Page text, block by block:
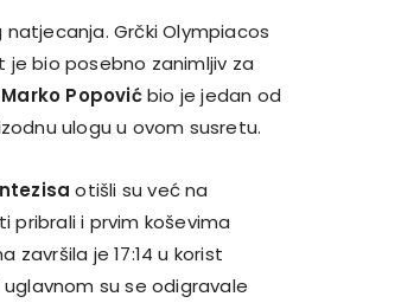
Grčki Olympiacos
je bio posebno zanimljiv za
Marko Popovićbio je jedan od
ulogu u ovom susretu.
otišli su već na
pribrali i prvim koševima
završila je 17:14 u korist
su se odigravale